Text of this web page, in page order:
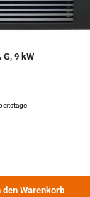
9 kW
den Warenkorb